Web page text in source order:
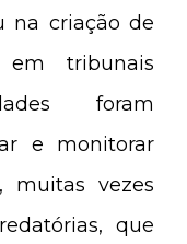
na criação de
tribunais
foram
e monitorar
muitas vezes
que